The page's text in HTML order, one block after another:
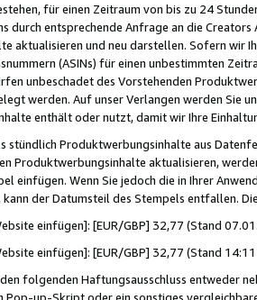
für einen Zeitraum von bis zu 24
durch entsprechende Anfrage an die
aktualisieren und neu darstellen. Sofern wir
(ASINs) für einen unbestimmten
unbeschadet des Vorstehenden
werden. Auf unser Verlangen werden Sie
enthält oder nutzt, damit wir Ihre
stündlich Produktwerbungsinhalte aus
Produktwerbungsinhalte aktualisieren,
einfügen. Wenn Sie jedoch die in Ihrer
der Datumsteil des Stempels entfallen.
einfügen]: [EUR/GBP] 32,77 (Stand
einfügen]: [EUR/GBP] 32,77 (Stand
folgenden Haftungsausschluss entweder
Pop-up-Skript oder ein sonstiges